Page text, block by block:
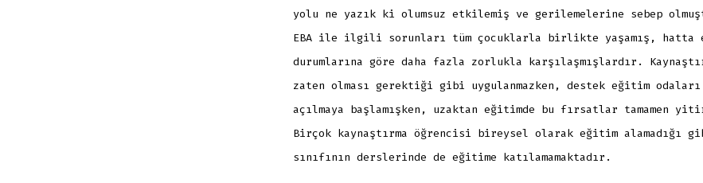
yolu ne yazık ki olumsuz etkilemiş ve gerilemelerine sebep
EBA ile ilgili sorunları tüm çocuklarla birlikte yaşamış, hatta
durumlarına göre daha fazla zorlukla karşılaşmışlardır.
zaten olması gerektiği gibi uygulanmazken, destek eğitim
açılmaya başlamışken, uzaktan eğitimde bu fırsatlar tamamen
Birçok kaynaştırma öğrencisi bireysel olarak eğitim alamadığı
sınıfının derslerinde de eğitime katılamamaktadır.